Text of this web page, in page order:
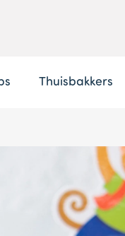
Thuisbakkers